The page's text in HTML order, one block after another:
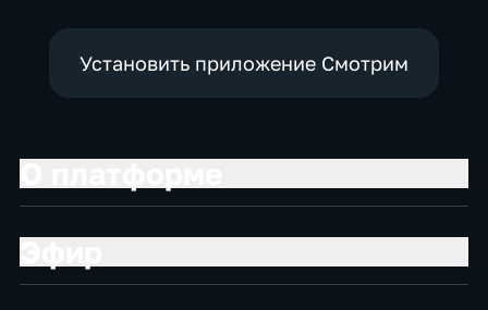
Установить приложение Смотрим